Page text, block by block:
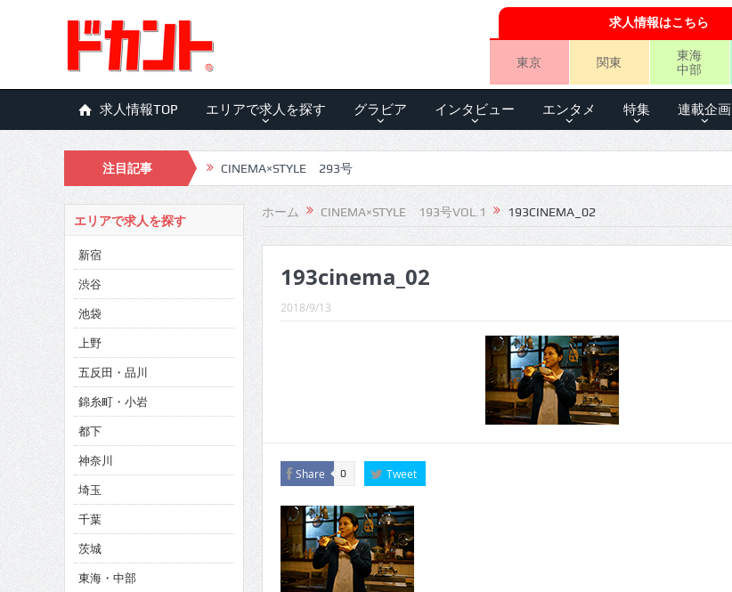
求人情報はこちら
東京 関東
東海
中部
求人情報TOP エリアで求人を探す グラビア インタビュー エンタメ 特集 連載企画
注目記事 CINEMA×STYLE 293号
CINEMA×STYLE 292号
CINEMA×STYLE 291号
CINEMA×STYLE 290号
CINEMA×STYLE 289号
CINEMA×STYLE 288号
CINEMA×STYLE 286号
CINEMA×STYLE 285号
CINEMA×STYLE 294号
ホーム CINEMA×STYLE 193号VOL.1 193CINEMA_02
193cinema_02
2018/9/13
Share 0 Tweet
エリアで求人を探す
新宿
渋谷
池袋
上野
五反田・品川
錦糸町・小岩
都下
神奈川
埼玉
千葉
茨城
東海・中部